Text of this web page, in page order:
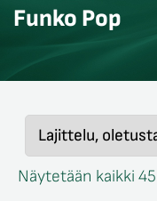
Funko Pop
Näytetään kaikki
sulje